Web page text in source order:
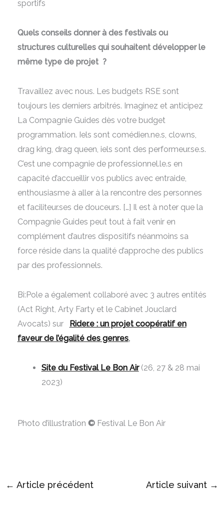
sportifs
Quels conseils donner à des festivals ou
structures culturelles qui souhaitent développer le
même type de projet ?
Travaillez avec nous. Les budgets RSE sont
toujours les derniers arbitrés. Imaginez et anticipez
La Compagnie Guides dès votre budget
programmation. Iels sont comédien.ne.s, clowns,
drag king, drag queen, iels sont des performeur.se.s.
C’est une compagnie de professionnel.le.s en
capacité d’accueillir vos publics avec entraide,
enthousiasme à aller à la rencontre des personnes
et faciliteur.ses de douceurs. […] Il est à noter que la
Compagnie Guides peut tout à fait venir en
complément d’autres dispositifs néanmoins sa
force réside dans la qualité d’approche des publics
par des professionnels.
Bi:Pole a également collaboré avec 3 autres entités
(Act Right, Arty Farty et le Cabinet Jouclard
Avocats) sur
Rider.e : un projet coopératif en
faveur de l’égalité des genres.
Site du Festival Le Bon Air(26, 27 & 28 mai
2023)
Photo d’illustration ©Festival Le Bon Air
← Article précédent Article suivant →